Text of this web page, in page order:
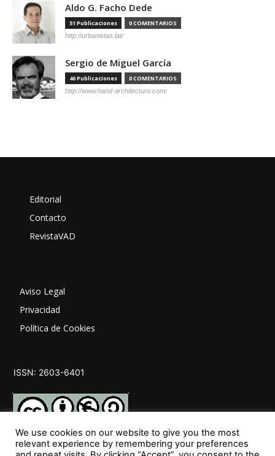
Aldo G. Facho Dede
51 Publicaciones 0 COMENTARIOS
http://urbanistas.lat/
Sergio de Miguel García
46 Publicaciones 0 COMENTARIOS
http://www.hand-architecture.com/
Editorial
Contacto
RevistaVAD
Aviso Legal
Privacidad
Política de Cookies
ISSN: 2603-6401
We use cookies on our website to give you the most
relevant experience by remembering your preferences